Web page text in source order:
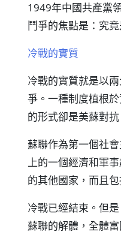
1949年中國共產黨
鬥爭的焦點是：究
冷戰的實質
冷戰的實質就是以
爭。一種制度植根
的形式卻是美蘇對抗
蘇聯作為第一個社
上的一個經濟和軍
的其他國家，而且
冷戰已經結束。但
蘇聯的解體，全體